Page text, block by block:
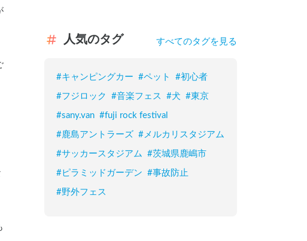
人気のタグ すべてのタグを見る
#キャンピングカー #ペット #初心者
#フジロック #音楽フェス #犬 #東京
#sany.van #fuji rock festival
#鹿島アントラーズ #メルカリスタジアム
#サッカースタジアム #茨城県鹿嶋市
#ピラミッドガーデン #事故防止
#野外フェス